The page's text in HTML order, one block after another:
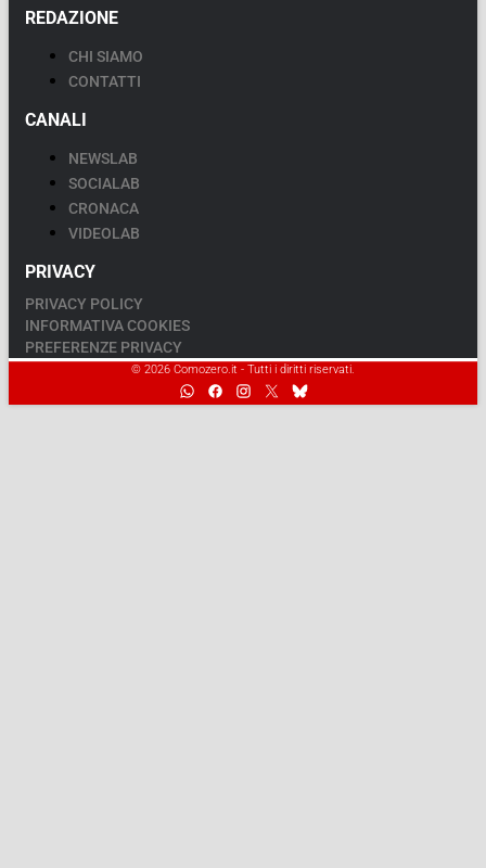
REDAZIONE
CHI SIAMO
CONTATTI
CANALI
NEWSLAB
SOCIALAB
CRONACA
VIDEOLAB
PRIVACY
PRIVACY POLICY
INFORMATIVA COOKIES
PREFERENZE PRIVACY
© 2026 Comozero.it - Tutti i diritti riservati.